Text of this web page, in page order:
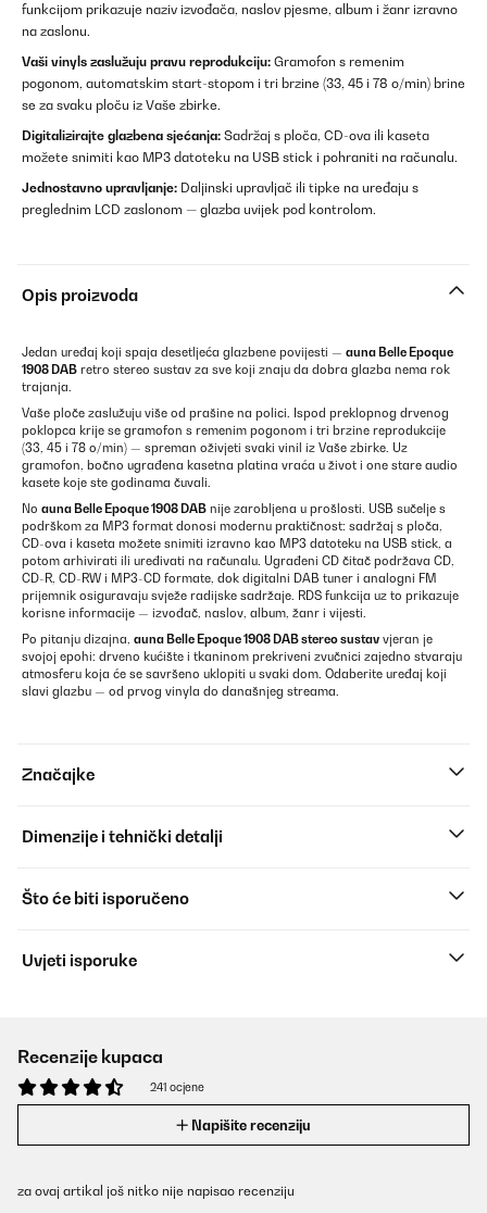
funkcijom prikazuje naziv izvođača, naslov pjesme, album i žanr izravno
na zaslonu.
Vaši vinyls zaslužuju pravu reprodukciju: Gramofon s remenim
pogonom, automatskim start-stopom i tri brzine (33, 45 i 78 o/min) brine
se za svaku ploču iz Vaše zbirke.
Digitalizirajte glazbena sjećanja: Sadržaj s ploča, CD-ova ili kaseta
možete snimiti kao MP3 datoteku na USB stick i pohraniti na računalu.
Jednostavno upravljanje: Daljinski upravljač ili tipke na uređaju s
preglednim LCD zaslonom — glazba uvijek pod kontrolom.
Opis proizvoda
Jedan uređaj koji spaja desetljeća glazbene povijesti — auna Belle Epoque
1908 DAB retro stereo sustav za sve koji znaju da dobra glazba nema rok
trajanja.
Vaše ploče zaslužuju više od prašine na polici. Ispod preklopnog drvenog
poklopca krije se gramofon s remenim pogonom i tri brzine reprodukcije
(33, 45 i 78 o/min) — spreman oživjeti svaki vinil iz Vaše zbirke. Uz
gramofon, bočno ugrađena kasetna platina vraća u život i one stare audio
kasete koje ste godinama čuvali.
No auna Belle Epoque 1908 DAB nije zarobljena u prošlosti. USB sučelje s
podrškom za MP3 format donosi modernu praktičnost: sadržaj s ploča,
CD-ova i kaseta možete snimiti izravno kao MP3 datoteku na USB stick, a
potom arhivirati ili uređivati na računalu. Ugrađeni CD čitač podržava CD,
CD-R, CD-RW i MP3-CD formate, dok digitalni DAB tuner i analogni FM
prijemnik osiguravaju svježe radijske sadržaje. RDS funkcija uz to prikazuje
korisne informacije — izvođač, naslov, album, žanr i vijesti.
Po pitanju dizajna, auna Belle Epoque 1908 DAB stereo sustav vjeran je
svojoj epohi: drveno kućište i tkaninom prekriveni zvučnici zajedno stvaraju
atmosferu koja će se savršeno uklopiti u svaki dom. Odaberite uređaj koji
slavi glazbu — od prvog vinyla do današnjeg streama.
Značajke
Dimenzije i tehnički detalji
Što će biti isporučeno
Uvjeti isporuke
Recenzije kupaca
241 ocjene
Napišite recenziju
za ovaj artikal još nitko nije napisao recenziju